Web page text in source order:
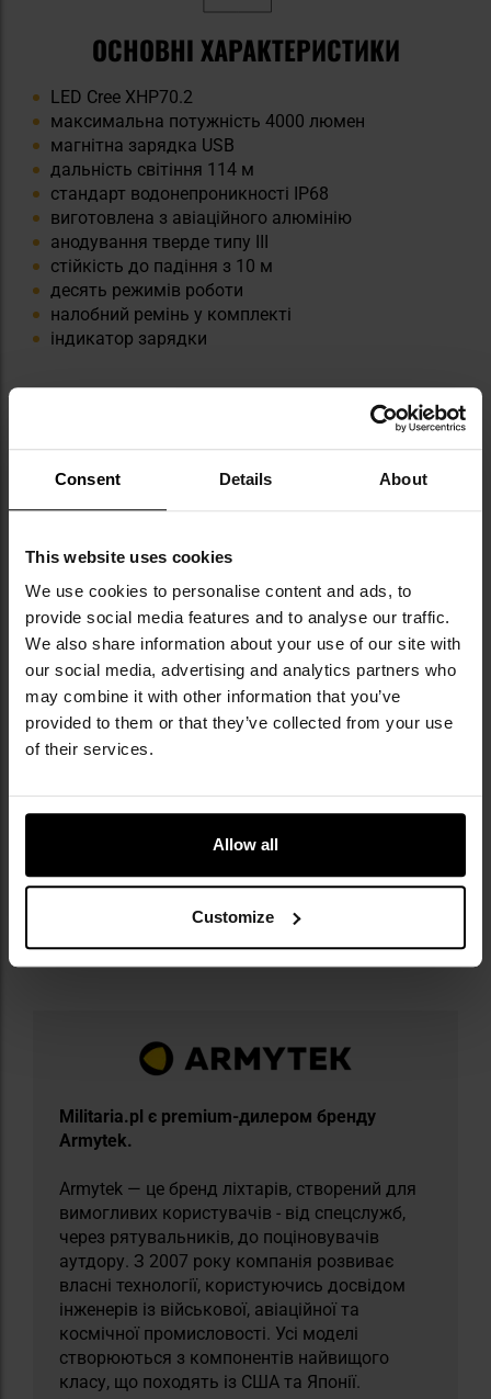
Consent Details About
This website uses cookies
We use cookies to personalise content and ads, to
provide social media features and to analyse our traffic.
We also share information about your use of our site with
our social media, advertising and analytics partners who
may combine it with other information that you’ve
provided to them or that they’ve collected from your use
of their services.
Allow all
Customize
ОСНОВНІ ХАРАКТЕРИСТИКИ
LED Cree XHP70.2
максимальна потужність 4000 люмен
магнітна зарядка USB
дальність світіння 114 м
стандарт водонепроникності IP68
виготовлена з авіаційного алюмінію
анодування тверде типу III
стійкість до падіння з 10 м
десять режимів роботи
налобний ремінь у комплекті
індикатор зарядки
ТЕХНІЧНІ ДАНІ
Колір: Olive
Максимальна потужність: 4000 люмен
Дальність: 114 м
Джерело світла: діод LED Cree XHP70.2
Живлення: 1 x 21700 Li-Ion, 1 x 18650 Li-Ion (з
адаптером)
Корпус: авіаційний алюміній з анодуванням типу III
Діаметр рефлектора: 34,4 мм
Вага (з акумулятором): 149 г
Militaria.pl є premium-дилером бренду
Armytek.
Armytek — це бренд ліхтарів, створений для
вимогливих користувачів - від спецслужб,
через рятувальників, до поціновувачів
аутдору. З 2007 року компанія розвиває
власні технології, користуючись досвідом
інженерів із військової, авіаційної та
космічної промисловості. Усі моделі
створюються з компонентів найвищого
класу, що походять із США та Японії.